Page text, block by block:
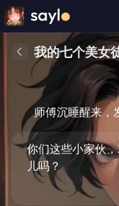
我的七个美女
师傅沉睡醒来，
你们这些小家伙
儿吗？